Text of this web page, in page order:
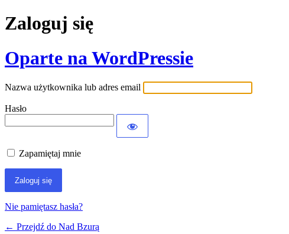
Zaloguj się
Oparte na WordPressie
Nazwa użytkownika lub adres email
Hasło
Zapamiętaj mnie
Nie pamiętasz hasła?
← Przejdź do Nad Bzurą